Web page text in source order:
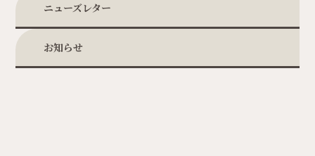
ニューズレター
お知らせ